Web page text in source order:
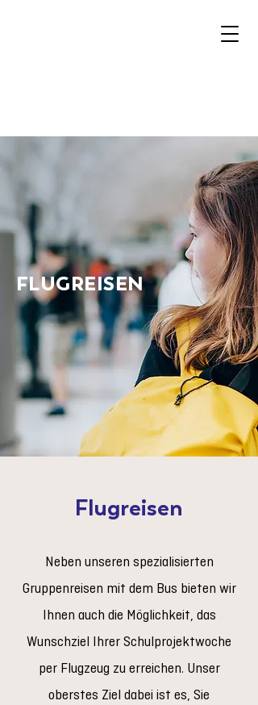
FLUGREISEN
Flugreisen
Neben unseren spezialisierten
Gruppenreisen mit dem Bus bieten wir
Ihnen auch die Möglichkeit, das
Wunschziel Ihrer Schulprojektwoche
per Flugzeug zu erreichen. Unser
oberstes Ziel dabei ist es, Sie